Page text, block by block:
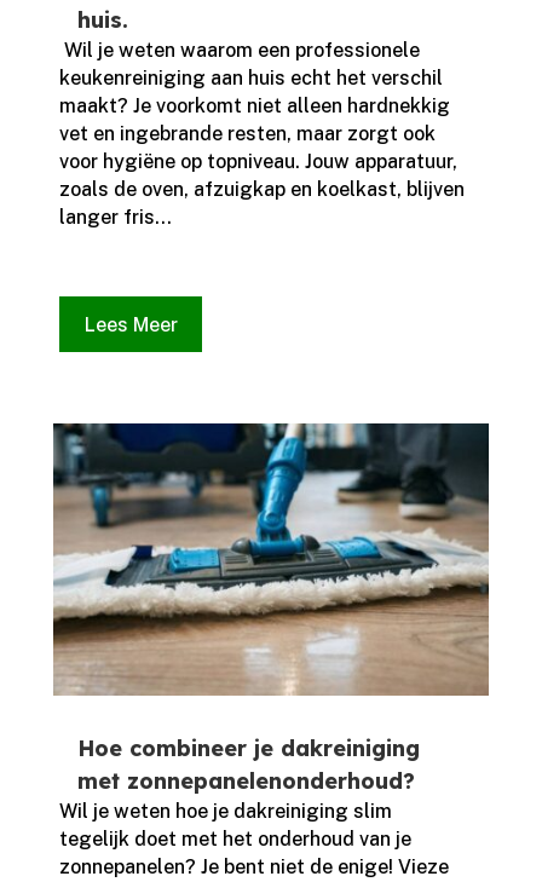
huis.
​ Wil je weten waarom een professionele
keukenreiniging aan huis echt het verschil
maakt? Je voorkomt niet alleen hardnekkig
vet en ingebrande resten, maar zorgt ook
voor hygiëne op topniveau.​ Jouw apparatuur,
zoals de oven, afzuigkap en koelkast, blijven
langer fris...
Lees Meer
Hoe combineer je dakreiniging
met zonnepanelenonderhoud?
Wil je weten hoe je dakreiniging slim
tegelijk doet met het onderhoud van je
zonnepanelen? Je bent niet de enige! Vieze